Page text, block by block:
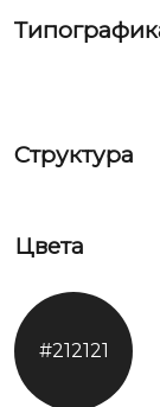
Структура
Цвета
#212121